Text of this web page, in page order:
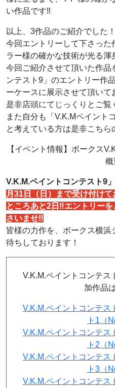
い作品です‼
以上、3作品のご紹介でした！
今回エントリーして下さっ
ラー様の確かな技術が光る渾
今回ご紹介させて頂いた作品
ンテスト9」のエントリー作
ーケースに展示させて頂いて
是非店頭にてじっくりとご覧
また自分も「V.K.Mペイント
と考えている方は是非こち
【イベント情報】ボークス
概
V.K.M.ペイントコンテスト9
月31日（日）まで受け付け
ところあと2日‼エントリー
さいませ‼
皆様の力作を、ボークス横
待ちしております！
V.K.M.ペイントコンテ
加作品
V.K.M.ペイントコンテ
ト1（
V.K.M.ペイントコンテ
ト2（
V.K.M.ペイントコンテ
ト3（
V.K.M.ペイントコンテ